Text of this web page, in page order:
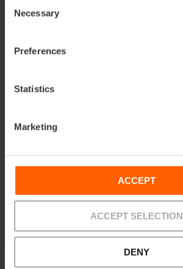
Selection
Necessary
Preferences
Statistics
Marketing
ACCEPT
ACCEPT SELECTION
DENY
Activar mapa
Cómo llegar